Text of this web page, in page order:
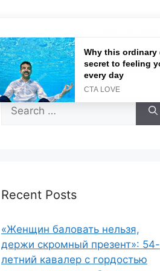
Search
for:
Recent Posts
«Женщин баловать нельзя,
держи скромный презент»: 54-
летний кавалер с гордостью